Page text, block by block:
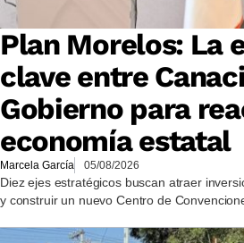
Plan Morelos: La
clave entre
Gobierno para
economía estatal
Marcela García 05/08/2026
Diez ejes estratégicos buscan atraer
y construir un nuevo Centro de